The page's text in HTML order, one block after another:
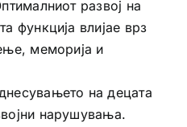
развој на
функција влијае врз
меморија и
на децата
нарушувања.